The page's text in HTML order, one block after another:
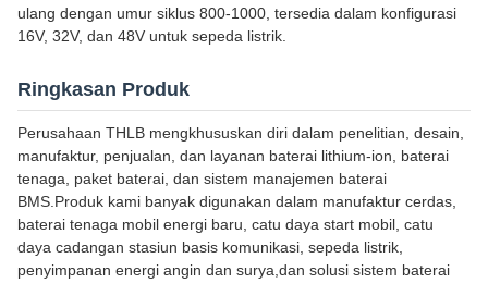
ulang dengan umur siklus 800-1000, tersedia dalam konfigurasi
16V, 32V, dan 48V untuk sepeda listrik.
Ringkasan Produk
Perusahaan THLB mengkhususkan diri dalam penelitian, desain,
manufaktur, penjualan, dan layanan baterai lithium-ion, baterai
tenaga, paket baterai, dan sistem manajemen baterai
BMS.Produk kami banyak digunakan dalam manufaktur cerdas,
baterai tenaga mobil energi baru, catu daya start mobil, catu
daya cadangan stasiun basis komunikasi, sepeda listrik,
penyimpanan energi angin dan surya,dan solusi sistem baterai